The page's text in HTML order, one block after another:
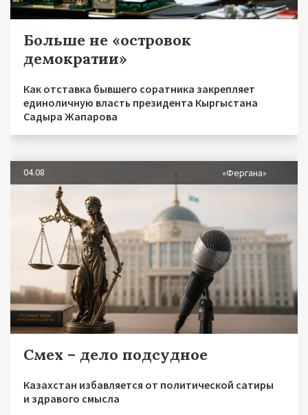
Больше не «островок
демократии»
Как отставка бывшего соратника закрепляет
единоличную власть президента Кыргыстана
Садыра Жапарова
04.08 «Фергана»
Смех – дело подсудное
Казахстан избавляется от политической сатиры
и здравого смысла